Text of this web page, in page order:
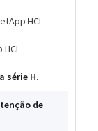
HCI
HCI
série H.
de